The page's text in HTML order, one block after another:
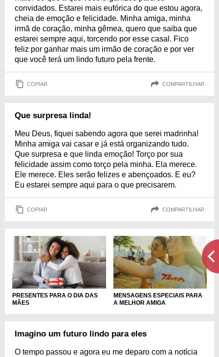
convidados. Estarei mais eufórica do que estou agora,
cheia de emoção e felicidade. Minha amiga, minha
irmã de coração, minha gêmea, quero que saiba que
estarei sempre aqui, torcendo por esse casal. Fico
feliz por ganhar mais um irmão de coração e por ver
que você terá um lindo futuro pela frente.
COPIAR COMPARTILHAR
Que surpresa linda!
Meu Deus, fiquei sabendo agora que serei madrinha!
Minha amiga vai casar e já está organizando tudo.
Que surpresa e que linda emoção! Torço por sua
felicidade assim como torço pela minha. Ela merece.
Ele merece. Eles serão felizes e abençoados. E eu?
Eu estarei sempre aqui para o que precisarem.
COPIAR COMPARTILHAR
PRESENTES PARA O DIA DAS
MÃES
MENSAGENS ESPECIAIS PARA
A MELHOR AMIGA
Imagino um futuro lindo para eles
O tempo passou e agora eu me deparo com a notícia